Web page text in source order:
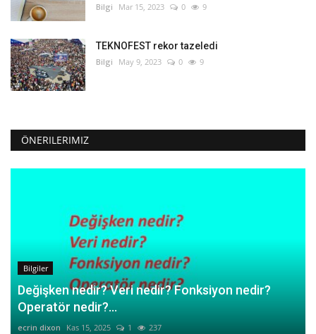
Bilgi Mar 15, 2023 0 9
TEKNOFEST rekor tazeledi
Bilgi May 9, 2023 0 9
ÖNERILERIMIZ
Bilgiler
Değişken nedir? Veri nedir? Fonksiyon nedir?
Operatör nedir?...
ecrin dixon Kas 15, 2025 1 237